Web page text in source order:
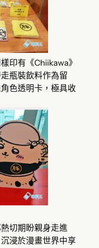
印有《Chiikawa》
瓶裝飲料作為留
色透明卡，極具收
切期盼親身走進
浸於漫畫世界中享